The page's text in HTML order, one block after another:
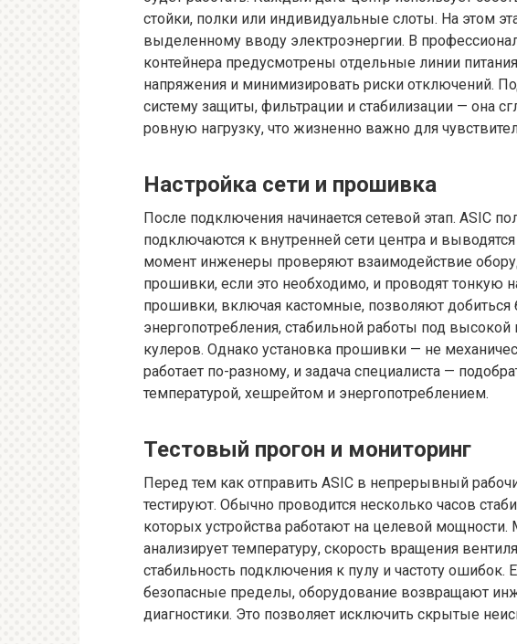
стойки, полки или индивидуальные слоты. На этом
выделенному вводу электроэнергии. В
контейнера предусмотрены отдельные линии
напряжения и минимизировать риски отключений.
систему защиты, фильтрации и стабилизации — она
ровную нагрузку, что жизненно важно для
Настройка сети и прошивка
После подключения начинается сетевой этап. ASIC
подключаются к внутренней сети центра и
момент инженеры проверяют взаимодействие
прошивки, если это необходимо, и проводят тонкую
прошивки, включая кастомные, позволяют добиться
энергопотребления, стабильной работы под высокой
кулеров. Однако установка прошивки — не
работает по-разному, и задача специалиста —
температурой, хешрейтом и энергопотреблением.
Тестовый прогон и мониторинг
Перед тем как отправить ASIC в непрерывный
тестируют. Обычно проводится несколько часов
которых устройства работают на целевой мощности.
анализирует температуру, скорость вращения
стабильность подключения к пулу и частоту ошибок.
безопасные пределы, оборудование возвращают
диагностики. Это позволяет исключить скрытые